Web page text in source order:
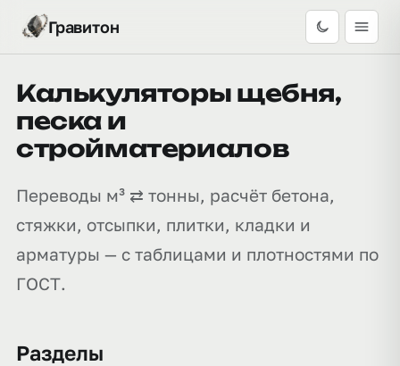
Гравитон
Калькуляторы щебня,
песка и
стройматериалов
Переводы м³ ⇄ тонны, расчёт бетона,
стяжки, отсыпки, плитки, кладки и
арматуры — с таблицами и плотностями по
ГОСТ.
Разделы